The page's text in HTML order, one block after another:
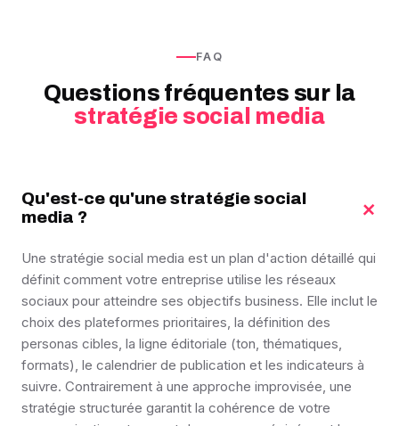
FAQ
Questions fréquentes sur la
stratégie social media
Qu'est-ce qu'une stratégie social
media ?
+
Une stratégie social media est un plan d'action détaillé qui
définit comment votre entreprise utilise les réseaux
sociaux pour atteindre ses objectifs business. Elle inclut le
choix des plateformes prioritaires, la définition des
personas cibles, la ligne éditoriale (ton, thématiques,
formats), le calendrier de publication et les indicateurs à
suivre. Contrairement à une approche improvisée, une
stratégie structurée garantit la cohérence de votre